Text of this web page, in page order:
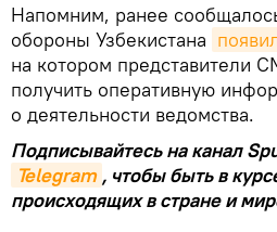
Напомним, ранее
обороны Узбекистана
на котором представители
получить оперативную
о деятельности ведомства.
Подписывайтесь на канал
Telegram , чтобы быть в
происходящих в стране и